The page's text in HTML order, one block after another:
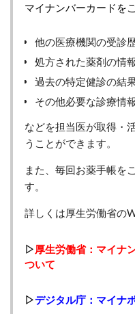
マイナンバーカードを
他の医療機関の受診
処方された薬剤の情
過去の特定健診の結
その他必要な診療情
などを担当医が取得・
うことができます。
また、毎回お薬手帳を
す。
詳しくは厚生労働省の
▷ 厚生労働省：マイナ
ついて
▷デジタル庁：マイナ